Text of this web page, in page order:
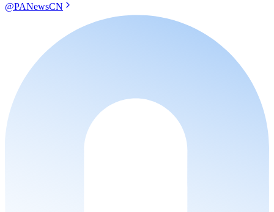
@PANewsCN